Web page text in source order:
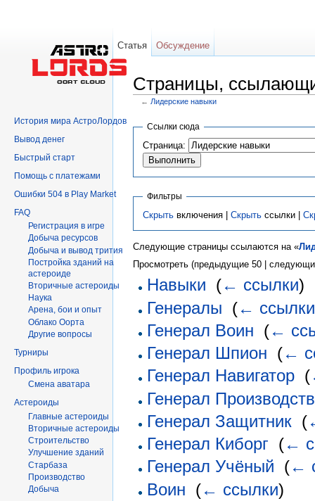
Страницы,
← Лидерские навыки
Ссылки сюда
Страница:
Фильтры
Скрытьвключения | Скрытьссылки |
Следующие страницы ссылаются на «
Просмотреть (предыдущие 50 |
Навыки (← ссылки)
Генералы (← ссылки
Генерал Воин (←
Генерал Шпион (←
Генерал Навигатор (
Генерал
Генерал Защитник (
Генерал Киборг (←
Генерал Учёный (←
Воин (← ссылки)
Статья Обсуждение
История мира АстроЛордов
Вывод денег
Быстрый старт
Помощь с платежами
Ошибки 504 в Play Market
FAQ
Регистрация в игре
Добыча ресурсов
Добыча и вывод трития
Постройка зданий на
астероиде
Вторичныe астероиды
Hаука
Арена, бои и опыт
Облако Оорта
Другие вопросы
Турниры
Профиль игрока
Смена аватара
Астероиды
Главные астероиды
Вторичные астероиды
Строительство
Улучшение зданий
Старбаза
Производство
Добыча